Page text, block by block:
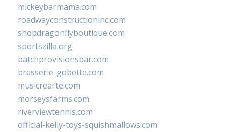
mickeybarmama.com
roadwayconstructioninc.com
shopdragonflyboutique.com
sportszilla.org
batchprovisionsbar.com
brasserie-gobette.com
musicrearte.com
morseysfarms.com
riverviewtennis.com
official-kelly-toys-squishmallows.com